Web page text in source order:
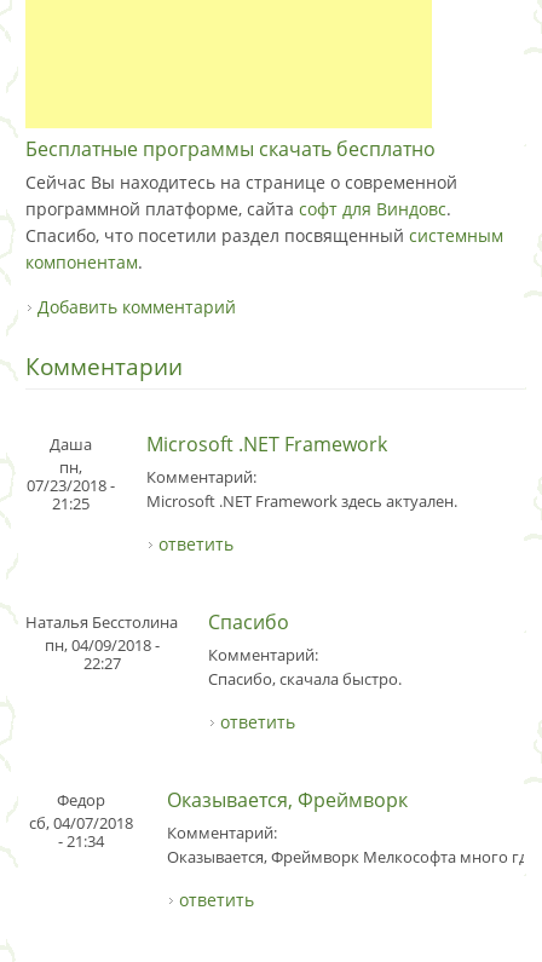
Бесплатные программы скачать бесплатно
Сейчас Вы находитесь на странице о современной
программной платформе, сайта софт для Виндовс.
Спасибо, что посетили раздел посвященный системным
компонентам.
Добавить комментарий
Комментарии
Даша
пн,
07/23/2018 -
21:25
Microsoft .NET Framework
Комментарий:
Microsoft .NET Framework здесь актуален.
ответить
Наталья Бесстолина
пн, 04/09/2018 -
22:27
Спасибо
Комментарий:
Спасибо, скачала быстро.
ответить
Федор
сб, 04/07/2018
- 21:34
Оказывается, Фреймворк
Комментарий:
Оказывается, Фреймворк Мелкософта много где
ответить